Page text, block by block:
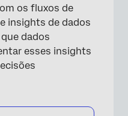
os fluxos de
insights de dados
dados
esses insights